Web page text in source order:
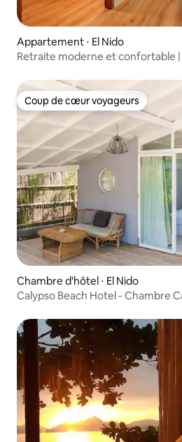
Appartement ⋅ El Nido
Retraite moderne et confortable |
Coup de cœur voyageurs
Coup de cœur voyageurs
Chambre d'hôtel ⋅ El Nido
Calypso Beach Hotel - Chambre